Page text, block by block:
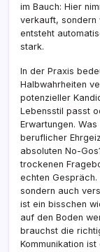
im Bauch: Hier
verkauft, sondern
entsteht
stark.
In der Praxis
Halbwahrheiten
potenzieller
Lebensstil passt
Erwartungen.
beruflicher
absoluten No-
trockenen
echten Gespräch.
sondern auch
ist ein bisschen
auf den Boden
brauchst die
Kommunikation